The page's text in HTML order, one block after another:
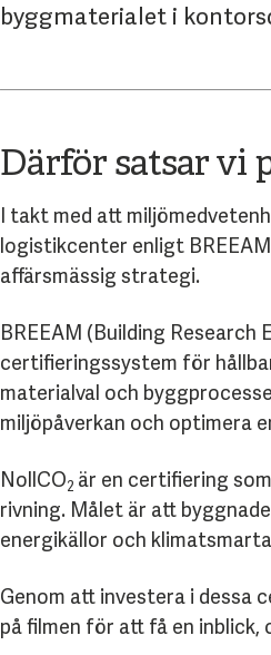
byggmaterialet i
Därför satsar vi
I takt med att
logistikcenter enligt
affärsmässig strategi.
BREEAM (Building
certifieringssystem för
materialval och
miljöpåverkan och optimera
NollCO2 är en certifiering
rivning. Målet är att
energikällor och
Genom att investera i dessa
på filmen för att få en inblick,